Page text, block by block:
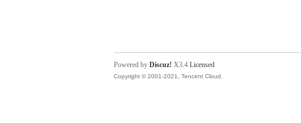
Powered by Discuz! X3.4 Licensed
Copyright © 2001-2021, Tencent Cloud.